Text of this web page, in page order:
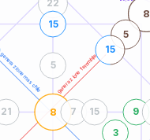
maschile generazione femminile
8
8
3
9
22
15
7 15
21
5
5
15